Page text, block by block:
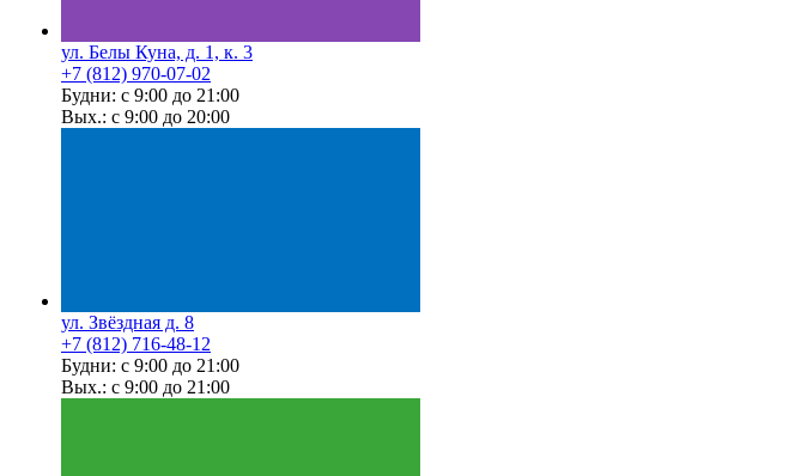
ул. Белы Куна, д. 1, к. 3
+7 (812) 970-07-02
Будни: с 9:00 до 21:00
Вых.: с 9:00 до 20:00
ул. Звёздная д. 8
+7 (812) 716-48-12
Будни: с 9:00 до 21:00
Вых.: с 9:00 до 21:00